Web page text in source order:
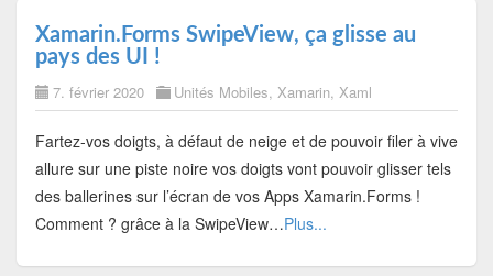
Xamarin.Forms SwipeView, ça glisse au
pays des UI !
7. février 2020 Unités Mobiles, Xamarin, Xaml
Fartez-vos doigts, à défaut de neige et de pouvoir filer à vive
allure sur une piste noire vos doigts vont pouvoir glisser tels
des ballerines sur l’écran de vos Apps Xamarin.Forms !
Comment ? grâce à la SwipeView…Plus...